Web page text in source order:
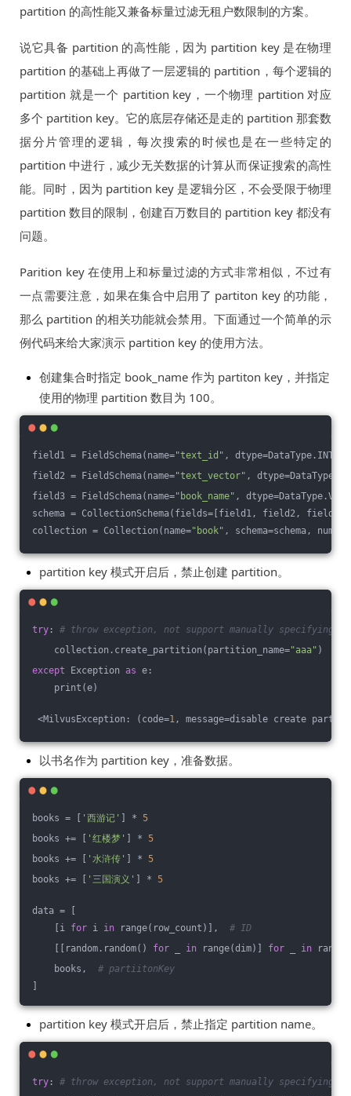
partition 的高性能又兼备标量过滤无租户数限制的方案。
说它具备 partition 的高性能，因为 partition key 是在物理
partition 的基础上再做了一层逻辑的 partition，每个逻辑的
partition 就是一个 partition key，一个物理 partition 对应
多个 partition key。它的底层存储还是走的 partition 那套数
据分片管理的逻辑，每次搜索的时候也是在一些特定的
partition 中进行，减少无关数据的计算从而保证搜索的高性
能。同时，因为 partition key 是逻辑分区，不会受限于物理
partition 数目的限制，创建百万数目的 partition key 都没有
问题。
Parition key 在使用上和标量过滤的方式非常相似，不过有
一点需要注意，如果在集合中启用了 partiton key 的功能，
那么 partition 的相关功能就会禁用。下面通过一个简单的示
例代码来给大家演示 partition key 的使用方法。
创建集合时指定 book_name 作为 partiton key，并指定
使用的物理 partition 数目为 100。
field1 = FieldSchema(name="text_id" ,
field2 = FieldSchema(name="text_vector" ,
field3 = FieldSchema(name="book_name" ,
schema = CollectionSchema(fields=[field1, field2, field3])
collection = Collection(name="book" , schema=schema,
partition key 模式开启后，禁止创建 partition。
try : # throw exception, not support manually specifying
collection.create_partition(partition_name="aaa" )
except Exception as e:
print(e)
<MilvusException: (code=1, message=disable create
以书名作为 partition key，准备数据。
books = [ '西游记' ] * 5
books += [
'红楼梦' ] * 5
books += [
'水浒传' ] * 5
books += [
'三国演义' ] * 5
data = [
[i for i in range(row_count)], # ID
[[random.random() for in range(dim)] for in
books, # partiitonKey
partition key 模式开启后，禁止指定 partition name。
try : # throw exception, not support manually specifying